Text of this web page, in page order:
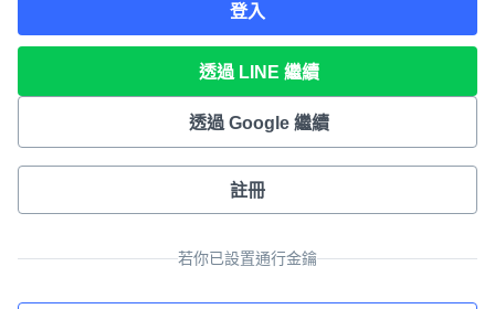
登入
透過 LINE 繼續
透過 Google 繼續
註冊
若你已設置通行金鑰